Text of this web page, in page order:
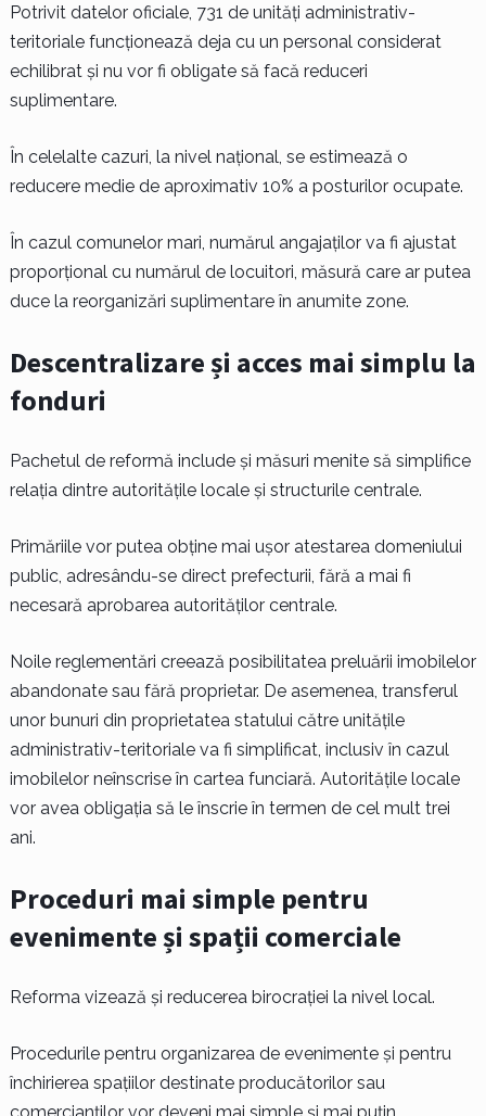
Potrivit datelor oficiale, 731 de unități administrativ-
teritoriale funcționează deja cu un personal considerat
echilibrat și nu vor fi obligate să facă reduceri
suplimentare.
În celelalte cazuri, la nivel național, se estimează o
reducere medie de aproximativ 10% a posturilor ocupate.
În cazul comunelor mari, numărul angajaților va fi ajustat
proporțional cu numărul de locuitori, măsură care ar putea
duce la reorganizări suplimentare în anumite zone.
Descentralizare și acces mai simplu la
fonduri
Pachetul de reformă include și măsuri menite să simplifice
relația dintre autoritățile locale și structurile centrale.
Primăriile vor putea obține mai ușor atestarea domeniului
public, adresându-se direct prefecturii, fără a mai fi
necesară aprobarea autorităților centrale.
Noile reglementări creează posibilitatea preluării imobilelor
abandonate sau fără proprietar. De asemenea, transferul
unor bunuri din proprietatea statului către unitățile
administrativ-teritoriale va fi simplificat, inclusiv în cazul
imobilelor neînscrise în cartea funciară. Autoritățile locale
vor avea obligația să le înscrie în termen de cel mult trei
ani.
Proceduri mai simple pentru
evenimente și spații comerciale
Reforma vizează și reducerea birocrației la nivel local.
Procedurile pentru organizarea de evenimente și pentru
închirierea spațiilor destinate producătorilor sau